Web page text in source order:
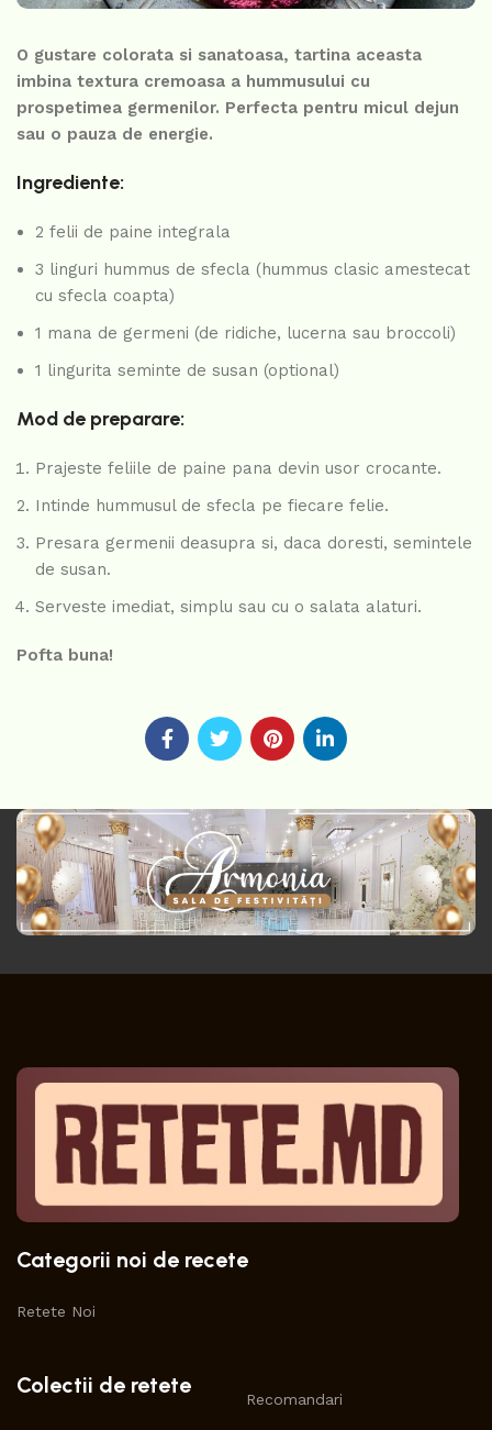
O gustare colorata si sanatoasa, tartina aceasta
imbina textura cremoasa a hummusului cu
prospetimea germenilor. Perfecta pentru micul dejun
sau o pauza de energie.
Ingrediente:
2 felii de paine integrala
3 linguri hummus de sfecla (hummus clasic amestecat
cu sfecla coapta)
1 mana de germeni (de ridiche, lucerna sau broccoli)
1 lingurita seminte de susan (optional)
Mod de preparare:
Prajeste feliile de paine pana devin usor crocante.
Intinde hummusul de sfecla pe fiecare felie.
Presara germenii deasupra si, daca doresti, semintele
de susan.
Serveste imediat, simplu sau cu o salata alaturi.
Pofta buna!
Categorii noi de recete
Retete Noi
Colectii de retete
Recomandari